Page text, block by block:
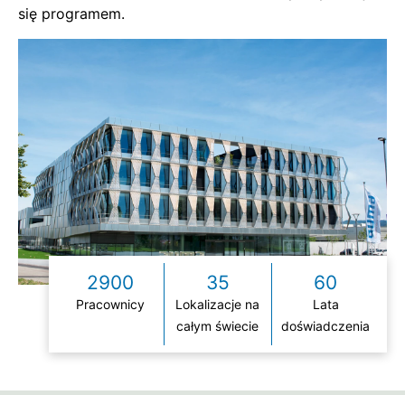
się programem.
2900
Pracownicy
35
Lokalizacje na
całym świecie
60
Lata
doświadczenia